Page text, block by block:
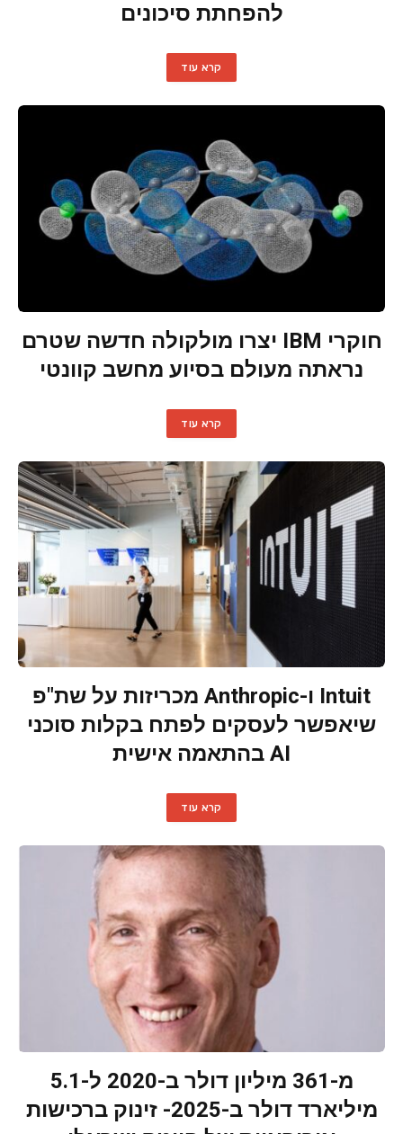
להפחתת סיכונים
קרא עוד
חוקרי IBM יצרו מולקולה חדשה שטרם
נראתה מעולם בסיוע מחשב קוונטי
קרא עוד
Intuit ו-Anthropic מכריזות על שת"פ
שיאפשר לעסקים לפתח בקלות סוכני
AI בהתאמה אישית
קרא עוד
מ-361 מיליון דולר ב-2020 ל-5.1
מיליארד דולר ב-2025- זינוק ברכישות